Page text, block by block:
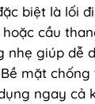
biệt là lối
cầu
nhẹ giúp dễ
mặt
ngay cả